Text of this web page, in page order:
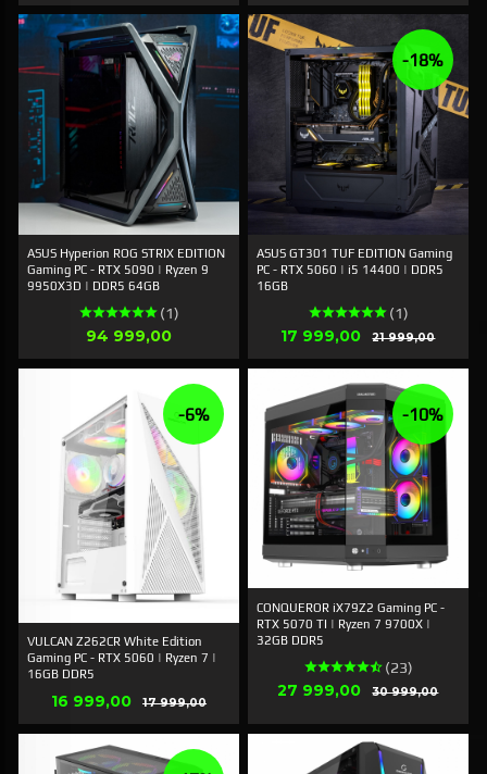
ASUS Hyperion ROG STRIX EDITION
Gaming PC - RTX 5090 | Ryzen 9
9950X3D | DDR5 64GB
(1)
Pris
94 999,00
ASUS GT301 TUF EDITION Gaming
PC - RTX 5060 | i5 14400 | DDR5
16GB
(1)
Tilbud
17 999,00 21 999,00Rabatt
-18%
VULCAN Z262CR White Edition
Gaming PC - RTX 5060 | Ryzen 7 |
16GB DDR5
Tilbud
16 999,00 17 999,00Rabatt
-6%
CONQUEROR iX79Z2 Gaming PC -
RTX 5070 TI | Ryzen 7 9700X |
32GB DDR5
(23)
Tilbud
27 999,00 30 999,00Rabatt
-10%